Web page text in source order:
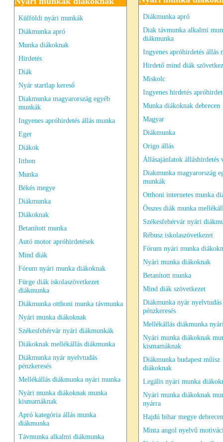
Külföldi nyári munkák
Diákmunka apró
Munka diákoknak
Hirdetés
Diák
Nyár startlap kereső
Diakmunka magyarország egyéb
munkák
Ingyenes apróhirdetés állás munka
Eger
Diákok
Itthon
Munka
Békés megye
Diákmunka
Diákoknak
Betanított munka
Autó motor apróhirdetések
Mind diák
Fórum nyári munka diákoknak
Fürge diák iskolaszövetkezet
diákmunka
Diákmunka otthoni munka távmunka
Nyári munka diákoknak
Székesfehérvár nyári diákmunkák
Diákoknak mellékállás diákmunka
Diákmunka nyár nyelvtudás
pénzkeresés
Mellékállás diákmunka nyári munka
Nyári munka diákoknak munka
kismamáknak
Apró kategória állás munka
diákmunka
Távmunka alkalmi diákmunka
Diákmunka apró
Diak távmunka alkalmi
diákmunka
Ingyenes apróhirdetés állás
Hirdető mind diák
Miskolc
Ingyenes hirdetés
Munka diákoknak debrecen
Magyar
Diákmunka
Origo állás
Állásajánlatok álláshirdetés
Diakmunka magyarország
munkák
Otthoni internetes munka
Összes diák munka
Székesfehérvár nyári
Rébusz iskolaszövetkezet
Fórum nyári munka
Nyári munka diákoknak
Betanított munka
Mind diák szövetkezet
Diákmunka nyár nyelvtudás
pénzkeresés
Mellékállás diákmunka
Nyári munka diákoknak
kismamáknak
Diákmunka budapest műisz
diákoknak
Legális nyári munka
Nyári munka diákoknak
nyárra
Hajdú bihar megye debrecen
Minta angol nyelvű